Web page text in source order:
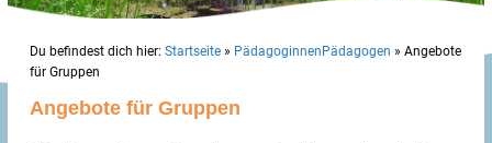
Du befindest dich hier: Startseite » PädagoginnenPädagogen » Angebote
für Gruppen
Angebote für Gruppen